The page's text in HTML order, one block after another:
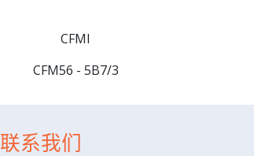
CFMI
CFM56 - 5B7/3
联系我们